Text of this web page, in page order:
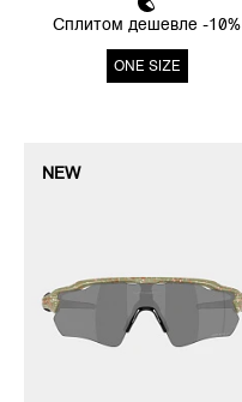
Сплитом дешевле -10%
ONE SIZE
NEW